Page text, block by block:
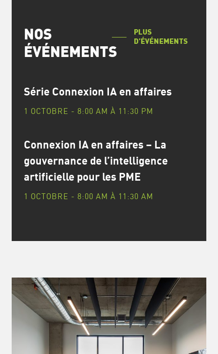
NOS
ÉVÉNEMENTS
PLUS
D’ÉVÉNEMENTS
Série Connexion IA en affaires
1 OCTOBRE - 8:00 AM À 11:30 PM
Connexion IA en affaires – La
gouvernance de l’intelligence
artificielle pour les PME
1 OCTOBRE - 8:00 AM À 11:30 AM